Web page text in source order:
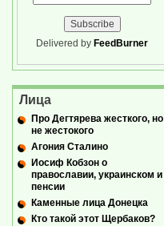
Delivered by FeedBurner
Лица
Про Дегтярева жесткого, но
не жестокого
Агония Сталино
Иосиф Кобзон о
православии, украинском и
пенсии
Каменные лица Донецка
Кто такой этот Щербаков?